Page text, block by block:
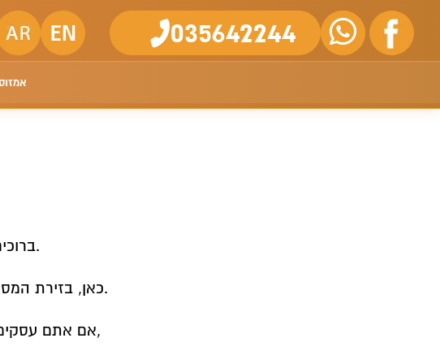
035642244
ברוכים הבאים לעולם של אמזון. אנחנו אמזוס.
כאן, בזירת המסחר הגדולה בעולם, אתם צריכים מקצוענים לצידכם.
אם אתם עסקים, יצואנים, בעלי מותגים שרוצים לקדם מוצר חדש,